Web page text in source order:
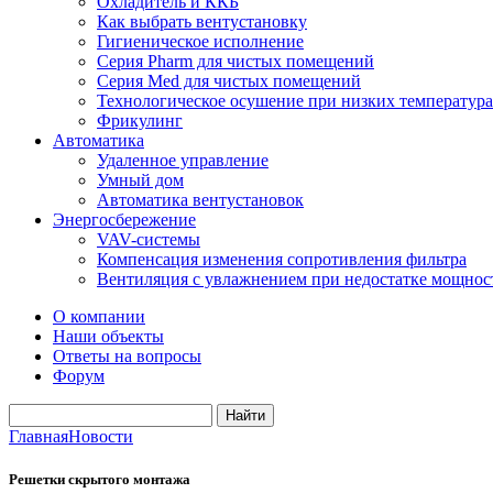
Как выбрать вентустановку
Гигиеническое исполнение
Серия Pharm для чистых помещений
Серия Med для чистых помещений
Технологическое осушение при низких
Фрикулинг
Автоматика
Удаленное управление
Умный дом
Автоматика вентустановок
Энергосбережение
VAV-системы
Компенсация изменения сопротивления фильтра
Вентиляция с увлажнением при недостатке
О компании
Наши объекты
Ответы на вопросы
Форум
ГлавнаяНовости
Решетки скрытого монтажа